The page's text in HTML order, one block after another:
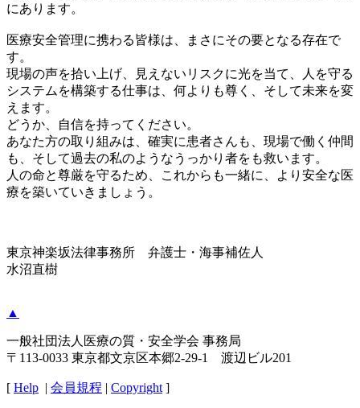
にあります。
医療安全管理に携わる皆様は、まさにその要となる存在で
す。
現場の声を拾い上げ、見えないリスクに光を当て、人を守る
システムを構築する仕事は、何よりも尊く、そして未来を変
えます。
どうか、自信を持ってください。
あなた方の取り組みは、確実に患者さんも、現場で働く仲間
も、そして過去の私のようなうっかり者をも救います。
人の命と尊厳を守るため、これからも一緒に、より安全な医
療を築いていきましょう。
東京神楽坂法律事務所 弁護士・海事補佐人
水沼直樹
▲
一般社団法人医療の質・安全学会 事務局
〒113-0033 東京都文京区本郷2-29-1 渡辺ビル201
[ Help | 会員規程 | Copyright ]